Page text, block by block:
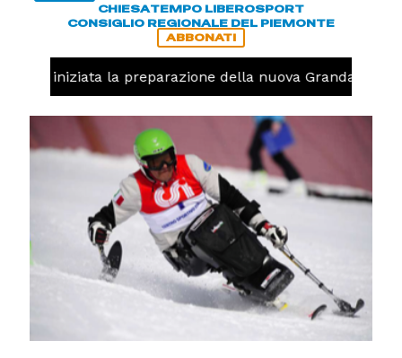
CHIESATEMPO LIBEROSPORT
CONSIGLIO REGIONALE DEL PIEMONTE
ABBONATI
iniziata la preparazione della nuova Granda Volley